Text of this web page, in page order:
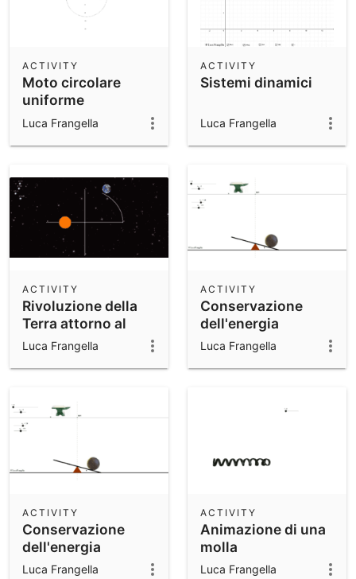
Moto circolare
uniforme
ACTIVITY
Luca Frangella
Sistemi dinamici
ACTIVITY
Luca Frangella
Rivoluzione della
Terra attorno al
Sole
ACTIVITY
Luca Frangella
Conservazione
dell'energia
ACTIVITY
Luca Frangella
Conservazione
dell'energia
ACTIVITY
Luca Frangella
Animazione di una
molla
ACTIVITY
Luca Frangella